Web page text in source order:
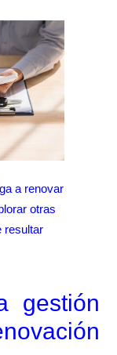
a renovar
otras
resultar
gestión